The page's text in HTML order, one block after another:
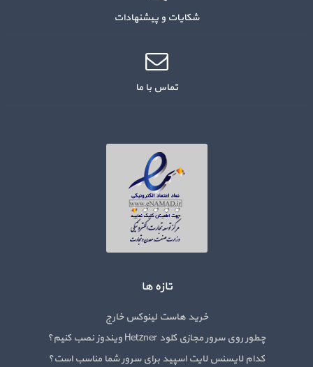
شکایات و پیشنهادات
تماس با ما
تازه ها
خرید هاست لینوکس خارج
چطور روی سرور مجازی کلود Hetzner ویندوز نصب کنیم؟
کدام لایسنس لایت اسپید برای سرور شما مناسب است؟